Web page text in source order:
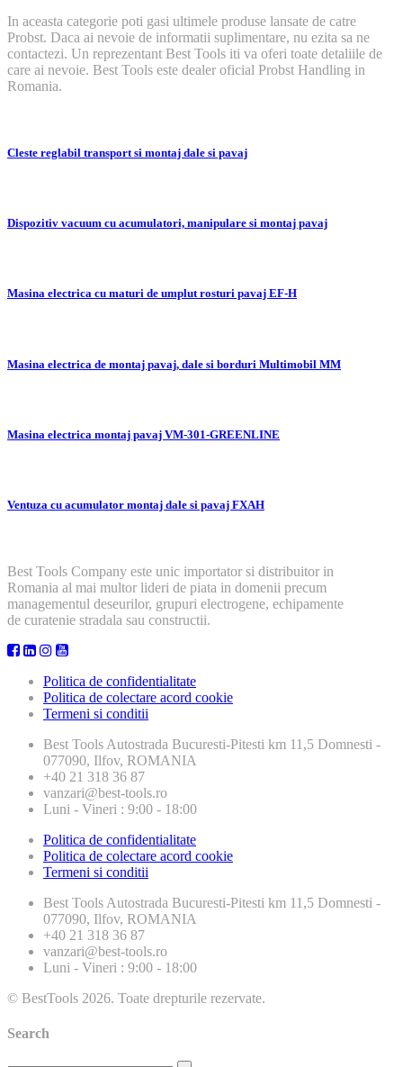
In aceasta categorie poti gasi ultimele produse lansate de catre
Probst. Daca ai nevoie de informatii suplimentare, nu ezita sa ne
contactezi. Un reprezentant Best Tools iti va oferi toate detaliile de
care ai nevoie. Best Tools este dealer oficial Probst Handling in
Romania.
Cleste reglabil transport si montaj dale si pavaj
Dispozitiv vacuum cu acumulatori, manipulare si montaj pavaj
Masina electrica cu maturi de umplut rosturi pavaj EF-H
Masina electrica de montaj pavaj, dale si borduri Multimobil MM
Masina electrica montaj pavaj VM-301-GREENLINE
Ventuza cu acumulator montaj dale si pavaj FXAH
Best Tools Company este unic importator si distribuitor in
Romania al mai multor lideri de piata in domenii precum
managementul deseurilor, grupuri electrogene, echipamente
de curatenie stradala sau constructii.
Politica de confidentialitate
Politica de colectare acord cookie
Termeni si conditii
Best Tools Autostrada Bucuresti-Pitesti km 11,5 Domnesti -
077090, Ilfov, ROMANIA
+40 21 318 36 87
vanzari@best-tools.ro
Luni - Vineri : 9:00 - 18:00
Politica de confidentialitate
Politica de colectare acord cookie
Termeni si conditii
Best Tools Autostrada Bucuresti-Pitesti km 11,5 Domnesti -
077090, Ilfov, ROMANIA
+40 21 318 36 87
vanzari@best-tools.ro
Luni - Vineri : 9:00 - 18:00
© BestTools 2026. Toate drepturile rezervate.
Search